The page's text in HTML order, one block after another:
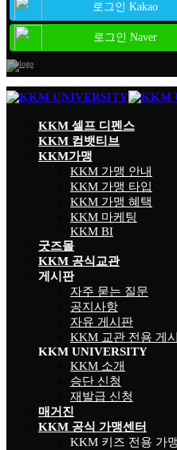
로그인 Kakao
로그인 Naver
KKM 셀프 디펜스
KKM 컴뱃티브
KKM가맹
KKM 가맹 안내
KKM 가맹 타입
KKM 가맹 혜택
KKM 마케팅
KKM BI
굿즈몰
KKM 공식교관
게시판
자주 묻는 질문
공지사항
자유 게시판
KKM 교관 전용 게
KKM UNIVERSITY
KKM 소개
승단 신청
재발급 신청
매거진
KKM 공식 가맹센터
KKM 키즈 전용 가